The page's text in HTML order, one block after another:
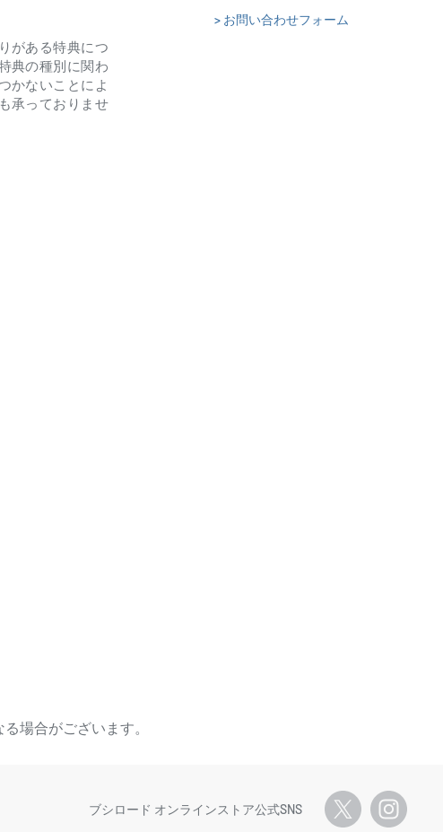
がある特典につ
典の種別に関わ
かないことによ
承っておりませ
> お問い合わせフォーム
場合がございます。
ブシロード オンラインストア公式SNS